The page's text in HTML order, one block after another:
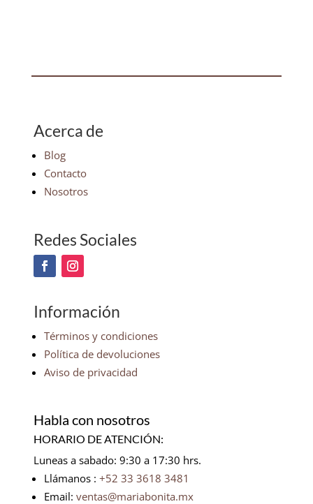
Acerca de
Blog
Contacto
Nosotros
Redes Sociales
Información
Términos y condiciones
Política de devoluciones
Aviso de privacidad
Habla con nosotros
HORARIO DE ATENCIÓN:
Luneas a sabado: 9:30 a 17:30 hrs.
Llámanos : +52 33 3618 3481
Email: ventas@mariabonita.mx